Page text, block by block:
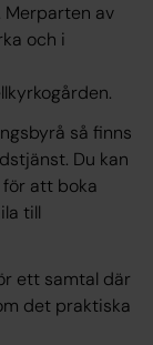
Merparten av
och i
så finns
Du kan
att boka
till
ett samtal där
det praktiska